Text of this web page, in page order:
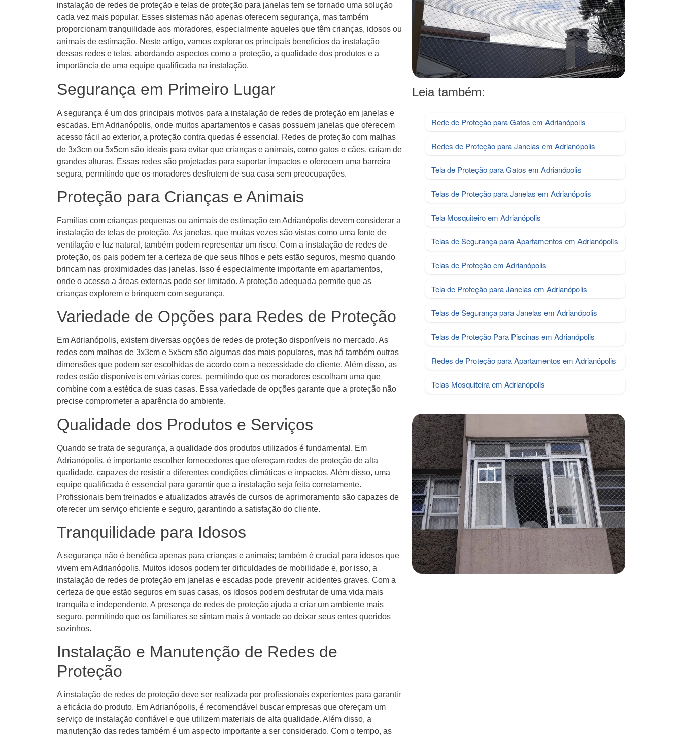
instalação de redes de proteção e telas de proteção para janelas tem se tornado uma solução
cada vez mais popular. Esses sistemas não apenas oferecem segurança, mas também
proporcionam tranquilidade aos moradores, especialmente aqueles que têm crianças, idosos ou
animais de estimação. Neste artigo, vamos explorar os principais benefícios da instalação
dessas redes e telas, abordando aspectos como a proteção, a qualidade dos produtos e a
importância de uma equipe qualificada na instalação.
Segurança em Primeiro Lugar
A segurança é um dos principais motivos para a instalação de redes de proteção em janelas e
escadas. Em Adrianópolis, onde muitos apartamentos e casas possuem janelas que oferecem
acesso fácil ao exterior, a proteção contra quedas é essencial. Redes de proteção com malhas
de 3x3cm ou 5x5cm são ideais para evitar que crianças e animais, como gatos e cães, caiam de
grandes alturas. Essas redes são projetadas para suportar impactos e oferecem uma barreira
segura, permitindo que os moradores desfrutem de sua casa sem preocupações.
Proteção para Crianças e Animais
Famílias com crianças pequenas ou animais de estimação em Adrianópolis devem considerar a
instalação de telas de proteção. As janelas, que muitas vezes são vistas como uma fonte de
ventilação e luz natural, também podem representar um risco. Com a instalação de redes de
proteção, os pais podem ter a certeza de que seus filhos e pets estão seguros, mesmo quando
brincam nas proximidades das janelas. Isso é especialmente importante em apartamentos,
onde o acesso a áreas externas pode ser limitado. A proteção adequada permite que as
crianças explorem e brinquem com segurança.
Variedade de Opções para Redes de Proteção
Em Adrianópolis, existem diversas opções de redes de proteção disponíveis no mercado. As
redes com malhas de 3x3cm e 5x5cm são algumas das mais populares, mas há também outras
dimensões que podem ser escolhidas de acordo com a necessidade do cliente. Além disso, as
redes estão disponíveis em várias cores, permitindo que os moradores escolham uma que
combine com a estética de suas casas. Essa variedade de opções garante que a proteção não
precise comprometer a aparência do ambiente.
Qualidade dos Produtos e Serviços
Quando se trata de segurança, a qualidade dos produtos utilizados é fundamental. Em
Adrianópolis, é importante escolher fornecedores que ofereçam redes de proteção de alta
qualidade, capazes de resistir a diferentes condições climáticas e impactos. Além disso, uma
equipe qualificada é essencial para garantir que a instalação seja feita corretamente.
Profissionais bem treinados e atualizados através de cursos de aprimoramento são capazes de
oferecer um serviço eficiente e seguro, garantindo a satisfação do cliente.
Tranquilidade para Idosos
A segurança não é benéfica apenas para crianças e animais; também é crucial para idosos que
vivem em Adrianópolis. Muitos idosos podem ter dificuldades de mobilidade e, por isso, a
instalação de redes de proteção em janelas e escadas pode prevenir acidentes graves. Com a
certeza de que estão seguros em suas casas, os idosos podem desfrutar de uma vida mais
tranquila e independente. A presença de redes de proteção ajuda a criar um ambiente mais
seguro, permitindo que os familiares se sintam mais à vontade ao deixar seus entes queridos
sozinhos.
Instalação e Manutenção de Redes de
Proteção
A instalação de redes de proteção deve ser realizada por profissionais experientes para garantir
a eficácia do produto. Em Adrianópolis, é recomendável buscar empresas que ofereçam um
serviço de instalação confiável e que utilizem materiais de alta qualidade. Além disso, a
manutenção das redes também é um aspecto importante a ser considerado. Com o tempo, as
Leia também:
Rede de Proteção para Gatos em Adrianópolis
Redes de Proteção para Janelas em Adrianópolis
Tela de Proteção para Gatos em Adrianópolis
Telas de Proteção para Janelas em Adrianópolis
Tela Mosquiteiro em Adrianópolis
Telas de Segurança para Apartamentos em Adrianópolis
Telas de Proteção em Adrianópolis
Tela de Proteção para Janelas em Adrianópolis
Telas de Segurança para Janelas em Adrianópolis
Telas de Proteção Para Piscinas em Adrianópolis
Redes de Proteção para Apartamentos em Adrianópolis
Telas Mosquiteira em Adrianópolis